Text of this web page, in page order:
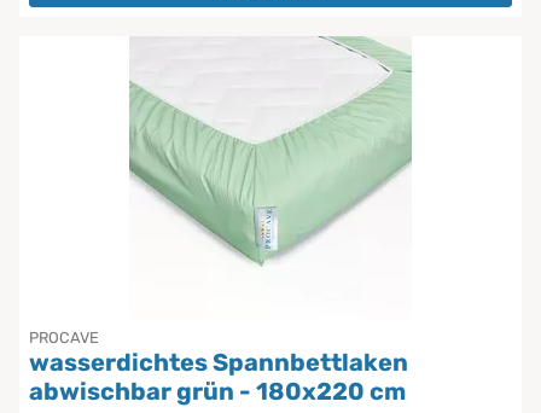
PROCAVE
wasserdichtes Spannbettlaken
abwischbar grün - 180x220 cm